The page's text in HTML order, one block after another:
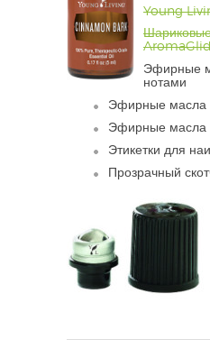
Young
Эфирные
нотами
Эфирные масла
Эфирные масла
Этикетки для
Прозрачный